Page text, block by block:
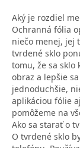
Aký je rozdiel
Ochranná fólia
niečo menej, jej
tvrdené sklo
tomu, že sa sklo
obraz a lepšie
jednoduchšie,
aplikáciou fólie
pomôžeme na
Ako sa starať o
O tvrdené sklo